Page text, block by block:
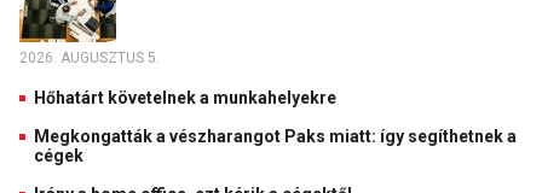
2026. AUGUSZTUS 5.
Hőhatárt követelnek a munkahelyekre
Megkongatták a vészharangot Paks miatt: így segíthetnek a
cégek